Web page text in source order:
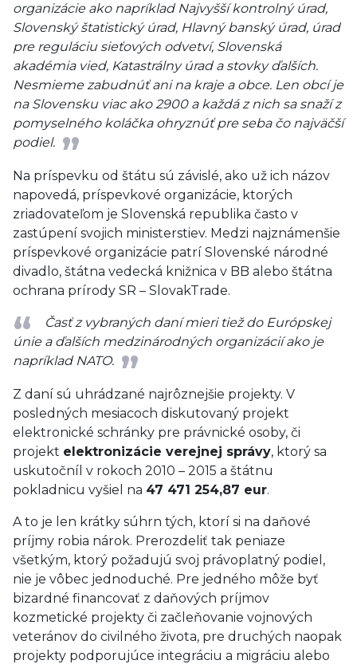
organizácie ako napríklad Najvyšší kontrolný úrad,
Slovenský štatistický úrad, Hlavný banský úrad, úrad
pre reguláciu sieťových odvetví, Slovenská
akadémia vied, Katastrálny úrad a stovky ďalších.
Nesmieme zabudnúť ani na kraje a obce. Len obcí je
na Slovensku viac ako 2900 a každá z nich sa snaží z
pomyselného koláčka ohryznúť pre seba čo najväčší
podiel.
Na príspevku od štátu sú závislé, ako už ich názov
napovedá, príspevkové organizácie, ktorých
zriadovateľom je Slovenská republika často v
zastúpení svojich ministerstiev. Medzi najznámenšie
príspevkové organizácie patrí Slovenské národné
divadlo, štátna vedecká knižnica v BB alebo štátna
ochrana prírody SR – SlovakTrade.
Časť z vybraných daní mieri tiež do Európskej
únie a ďalších medzinárodných organizácií ako je
napríklad NATO.
Z daní sú uhrádzané najrôznejšie projekty. V
posledných mesiacoch diskutovaný projekt
elektronické schránky pre právnické osoby, či
projekt elektronizácie verejnej správy, ktorý sa
uskutočníl v rokoch 2010 – 2015 a štátnu
pokladnicu vyšiel na 47 471 254,87 eur.
A to je len krátky súhrn tých, ktorí si na daňové
príjmy robia nárok. Prerozdeliť tak peniaze
všetkým, ktorý požadujú svoj právoplatný podiel,
nie je vôbec jednoduché. Pre jedného môže byť
bizardné financovať z daňových príjmov
kozmetické projekty či začleňovanie vojnových
veteránov do civilného života, pre druchých naopak
projekty podporujúce integráciu a migráciu alebo